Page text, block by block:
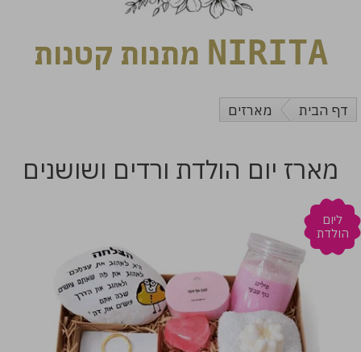
NIRITA מתנות קטנות
דף הבית מארזים
מארז יום הולדת ורדים ושושנים
ליום
הולדת